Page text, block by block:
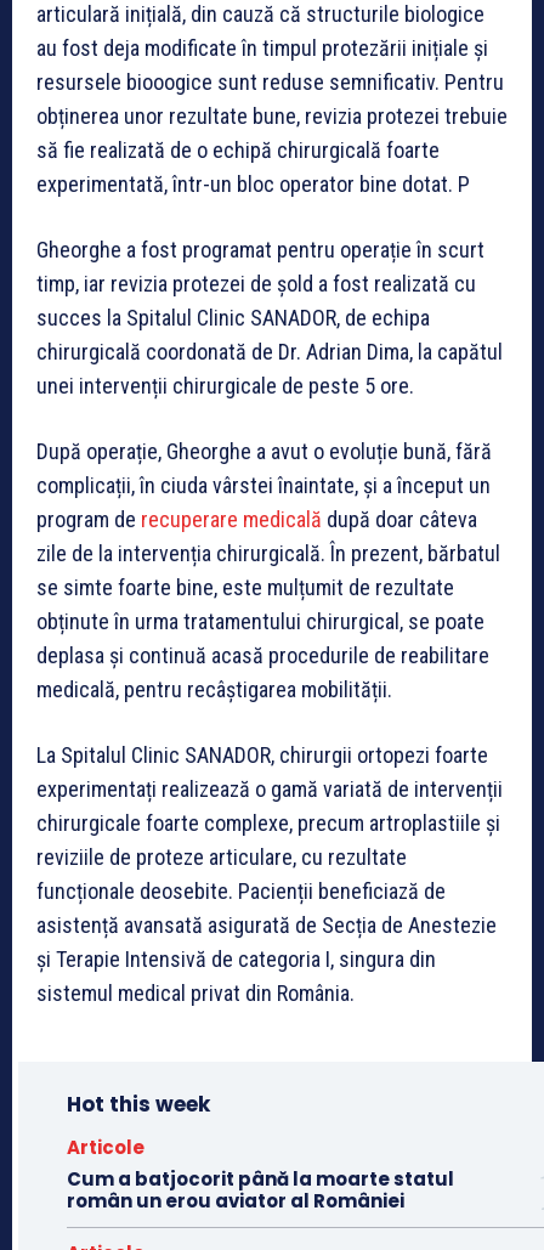
articulară inițială, din cauză că structurile biologice
au fost deja modificate în timpul protezării inițiale și
resursele biooogice sunt reduse semnificativ. Pentru
obținerea unor rezultate bune, revizia protezei trebuie
să fie realizată de o echipă chirurgicală foarte
experimentată, într-un bloc operator bine dotat. P
Gheorghe a fost programat pentru operație în scurt
timp, iar revizia protezei de șold a fost realizată cu
succes la Spitalul Clinic SANADOR, de echipa
chirurgicală coordonată de Dr. Adrian Dima, la capătul
unei intervenții chirurgicale de peste 5 ore.
După operație, Gheorghe a avut o evoluție bună, fără
complicații, în ciuda vârstei înaintate, și a început un
program de recuperare medicală după doar câteva
zile de la intervenția chirurgicală. În prezent, bărbatul
se simte foarte bine, este mulțumit de rezultate
obținute în urma tratamentului chirurgical, se poate
deplasa și continuă acasă procedurile de reabilitare
medicală, pentru recâștigarea mobilității.
La Spitalul Clinic SANADOR, chirurgii ortopezi foarte
experimentați realizează o gamă variată de intervenții
chirurgicale foarte complexe, precum artroplastiile și
reviziile de proteze articulare, cu rezultate
funcționale deosebite. Pacienții beneficiază de
asistență avansată asigurată de Secția de Anestezie
și Terapie Intensivă de categoria I, singura din
sistemul medical privat din România.
Hot this week
Articole
Cum a batjocorit până la moarte statul
român un erou aviator al României